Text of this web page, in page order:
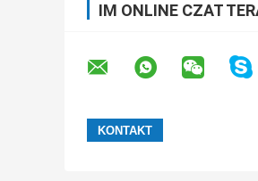
IM ONLINE CZAT